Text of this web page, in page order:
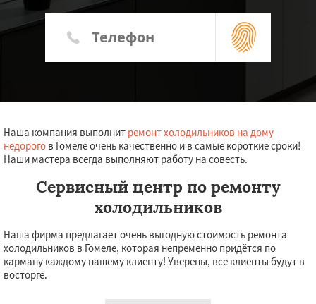
Наша компания выполнит ремонт холодильников на дому
недорого в Гомеле очень качественно и в самые короткие сроки!
Наши мастера всегда выполняют работу на совесть.
Сервисный центр по ремонту
холодильников
Наша фирма предлагает очень выгодную стоимость ремонта
холодильников в Гомеле, которая непременно придётся по
карману каждому нашему клиенту! Уверены, все клиенты будут в
восторге.